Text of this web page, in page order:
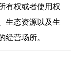
政策服务
权或者使用权
生态资源以及生
经营场所。